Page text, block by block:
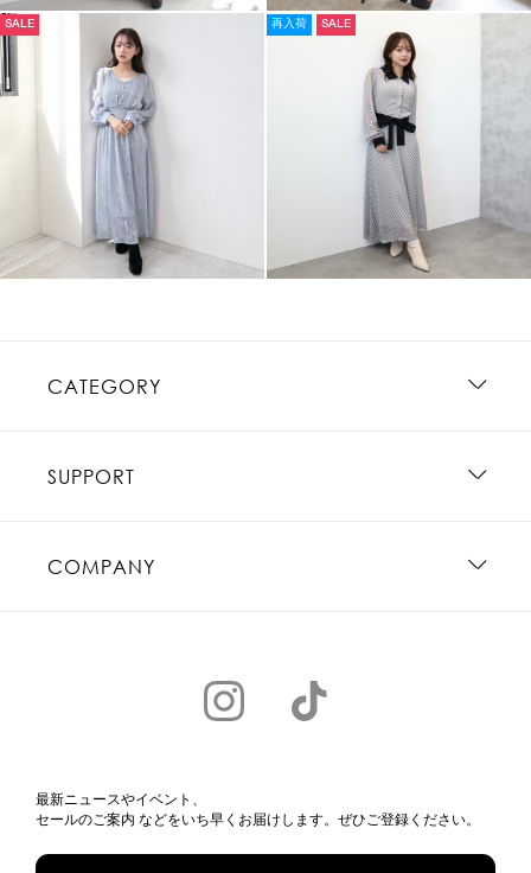
SALE 再入荷 SALE
CATEGORY
SUPPORT
COMPANY
最新ニュースやイベント、
セールのご案内 などをいち早くお届けします。ぜひご登録ください。